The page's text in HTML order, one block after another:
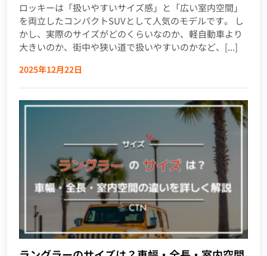
ロッキーは「扱いやすいサイズ感」と「広い室内空間」
を両立したコンパクトSUVとして人気のモデルです。 し
かし、実際のサイズがどのくらいなのか、軽自動車より
大きいのか、街中や狭い道で扱いやすいのかなど、[...]
2025年12月22日